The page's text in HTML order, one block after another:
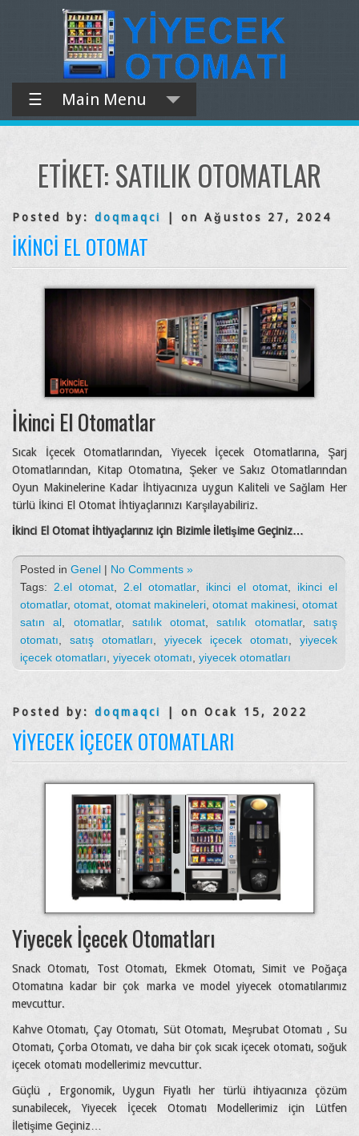
☰ Main Menu
ETIKET:SATILIK OTOMATLAR
Posted by: doqmaqci | on Ağustos 27, 2024
İKINCI EL OTOMAT
İkinci El Otomatlar
Sıcak İçecek Otomatlarından, Yiyecek İçecek Otomatlarına, Şarj
Otomatlarından, Kitap Otomatına, Şeker ve Sakız Otomatlarından
Oyun Makinelerine Kadar İhtiyacınıza uygun Kaliteli ve Sağlam Her
türlü İkinci El Otomat İhtiyaçlarınızı Karşılayabiliriz.
İkinci El Otomat İhtiyaçlarınız için Bizimle İletişime Geçiniz…
Posted in Genel | No Comments »
Tags: 2.el otomat 2.el otomatlar, ikinci el otomat, ikinci el
otomatlar, otomat otomat makineleri otomat makinesi otomat
satın al
otomatlar, satılık otomat ,satılık otomatlar,satış
otomatı
satış otomatları yiyecek içecek otomatı
yiyecek
içecek otomatları yiyecek otomatı yiyecek otomatları
Posted by: doqmaqci | on Ocak 15, 2022
YIYECEK İÇECEK OTOMATLARI
Yiyecek İçecek Otomatları
Snack Otomatı, Tost Otomatı, Ekmek Otomatı, Simit ve Poğaça
Otomatına kadar bir çok marka ve model yiyecek otomatılarımız
mevcuttur.
Kahve Otomatı, Çay Otomatı, Süt Otomatı, Meşrubat Otomatı , Su
Otomatı, Çorba Otomatı, ve daha bir çok sıcak içecek otomatı, soğuk
içecek otomatı modellerimiz mevcuttur.
Güçlü , Ergonomik, Uygun Fiyatlı her türlü ihtiyacınıza çözüm
sunabilecek, Yiyecek İçecek Otomatı Modellerimiz için Lütfen
İletişime Geçiniz…